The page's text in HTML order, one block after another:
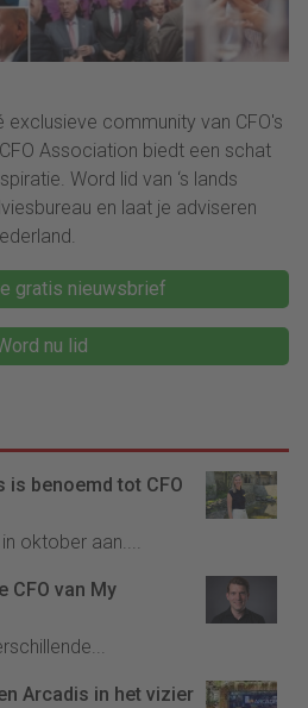
exclusieve community van CFO's
Association biedt een schat
Word lid van ‘s lands
en laat je adviseren
gratis nieuwsbrief
nu lid
benoemd tot CFO
oktober aan....
CFO van My
Arcadis in het vizier